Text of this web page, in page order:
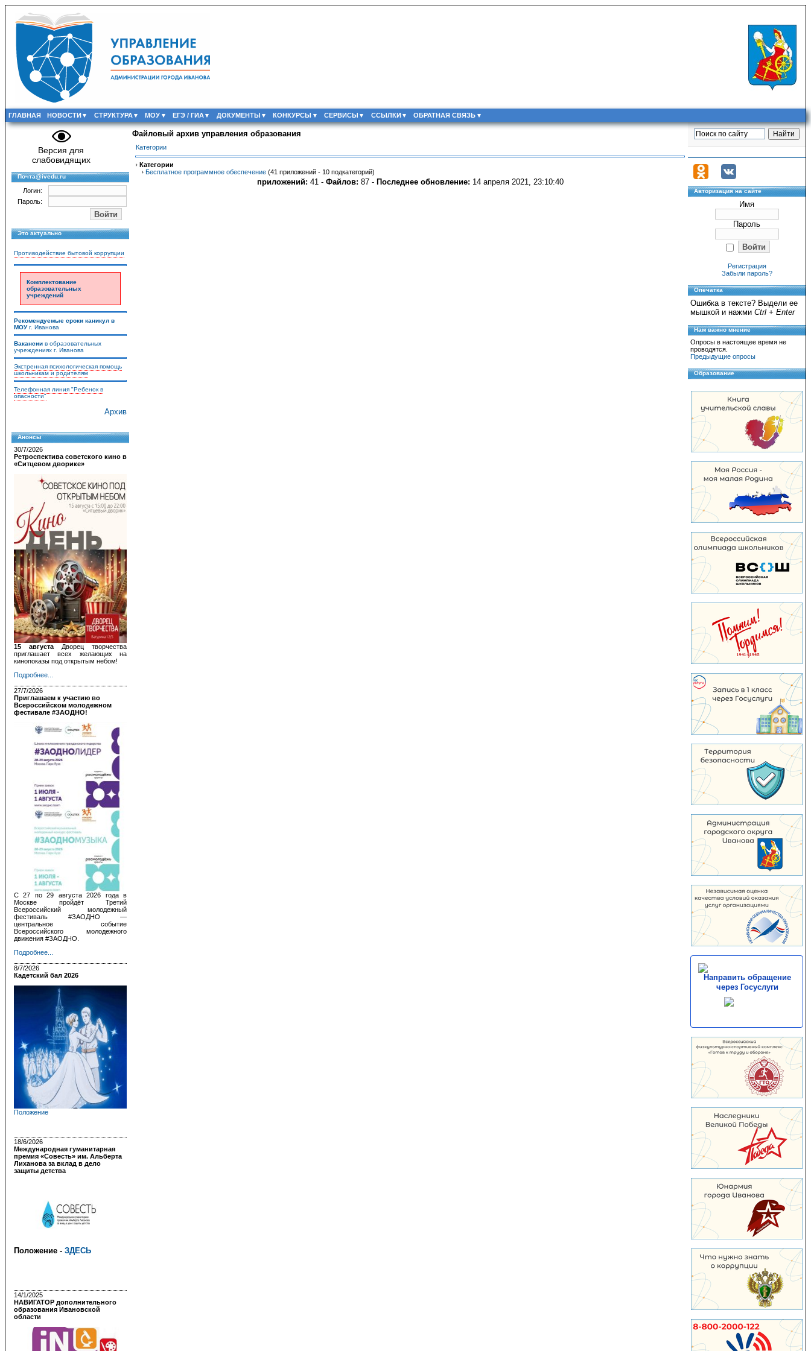
ГЛАВНАЯ НОВОСТИ СТРУКТУРА МОУ ЕГЭ / ГИА ДОКУМЕНТЫ КОНКУРСЫ СЕРВИСЫ ССЫЛКИ ОБРАТНАЯ СВЯЗЬ
Версия для
слабовидящих
Почта@ivedu.ru
Логин:
Пароль:
Это актуально
Противодействие бытовой коррупции
Комплектование
образовательных
учреждений
Рекомендуемые сроки каникул в
МОУг. Иванова
Вакансии в образовательных
учреждениях г. Иванова
Экстренная психологическая помощь
школьникам и родителям
Телефонная линия "Ребенок в
опасности"
Архив
Анонсы
30/7/2026
Ретроспектива советского кино в
«Ситцевом дворике»
15 августа
Дворец творчества
приглашает всех желающих на
кинопоказы под открытым небом!
Подробнее...
27/7/2026
Приглашаем к участию во
Всероссийском молодежном
фестивале #ЗАОДНО!
С 27 по 29 августа 2026 года в
Москве пройдёт Третий
Всероссийский молодежный
фестиваль #ЗАОДНО —
центральное событие
Всероссийского молодежного
движения #ЗАОДНО.
Подробнее...
8/7/2026
Кадетский бал 2026
Положение
18/6/2026
Международная гуманитарная
премия «Совесть» им. Альберта
Лиханова за вклад в дело
защиты детства
Положение - ЗДЕСЬ
14/1/2025
НАВИГАТОР дополнительного
образования Ивановской
области
Файловый архив управления образования
Категории
Категории
Бесплатное программное обеспечение (41 приложений - 10 подкатегорий)
приложений: 41 - Файлов: 87 - Последнее обновление: 14 апреля 2021, 23:10:40
Авторизация на сайте
Имя
Пароль
Регистрация
Забыли пароль?
Опечатка
Ошибка в тексте? Выдели ее
мышкой и нажми Ctrl + Enter
Нам важно мнение
Опросы в настоящее время не
проводятся.
Предыдущие опросы
Образование
Направить обращение
через Госуслуги